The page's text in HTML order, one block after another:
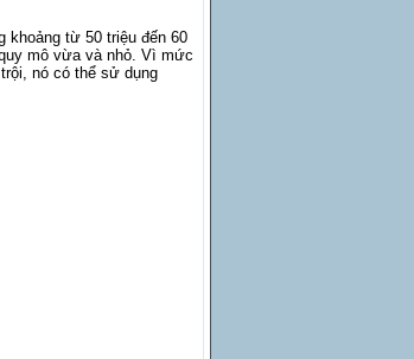
khoảng từ 50 triệu đến 60
mô vừa và nhỏ. Vì mức
nó có thể sử dụng